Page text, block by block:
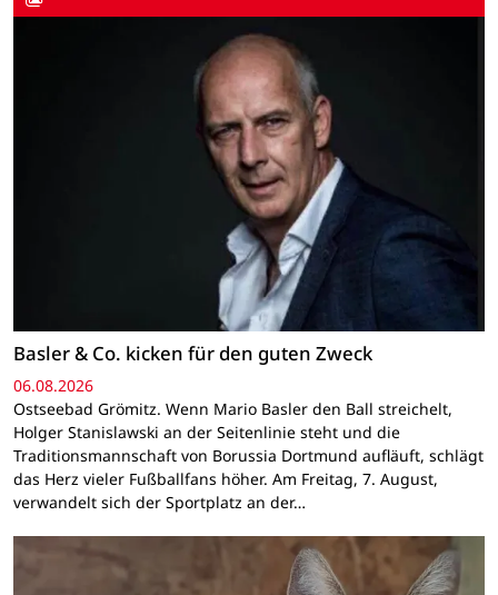
Basler & Co. kicken für den guten Zweck
06.08.2026
Ostseebad Grömitz. Wenn Mario Basler den Ball streichelt,
Holger Stanislawski an der Seitenlinie steht und die
Traditionsmannschaft von Borussia Dortmund aufläuft, schlägt
das Herz vieler Fußballfans höher. Am Freitag, 7. August,
verwandelt sich der Sportplatz an der…